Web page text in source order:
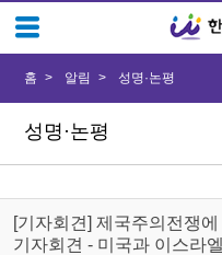
성명·논평
홈 알림 성명·논평
[기자회견] 제국주의전쟁
기자회견 - 미국과 이스라